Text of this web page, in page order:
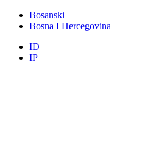
Bosanski
Bosna I Hercegovina
ID
IP